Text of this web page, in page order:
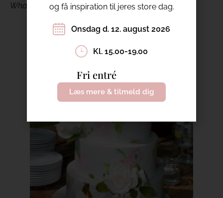
What a cake!og få inspiration til jeres store dag.
Onsdag d. 12. august 2026
Kl. 15.00-19.00
Fri entré
Læs mere & tilmeld dig